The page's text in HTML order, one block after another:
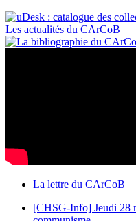
Les actualités du CArCoB
La lettre du CArCoB
[CHSG-Info] Jeudi 28